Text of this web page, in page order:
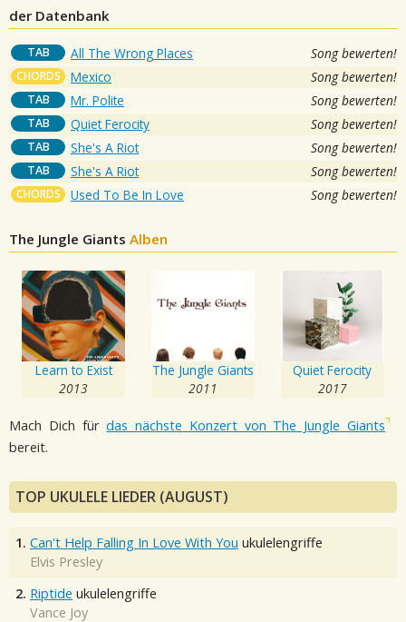
der Datenbank
TAB All The Wrong Places Song bewerten!
CHORDS Mexico Song bewerten!
TAB Mr. Polite Song bewerten!
TAB Quiet Ferocity Song bewerten!
TAB She's A Riot Song bewerten!
TAB She's A Riot Song bewerten!
CHORDS Used To Be In Love Song bewerten!
The Jungle Giants Alben
Learn to Exist
2013
The Jungle Giants
2011
Quiet Ferocity
2017
Mach Dich fürdas nächste Konzert von The Jungle Giants
bereit.
TOP UKULELE LIEDER (AUGUST)
1. Can't Help Falling In Love With You ukulelengriffe
Elvis Presley
2. Riptide ukulelengriffe
Vance Joy